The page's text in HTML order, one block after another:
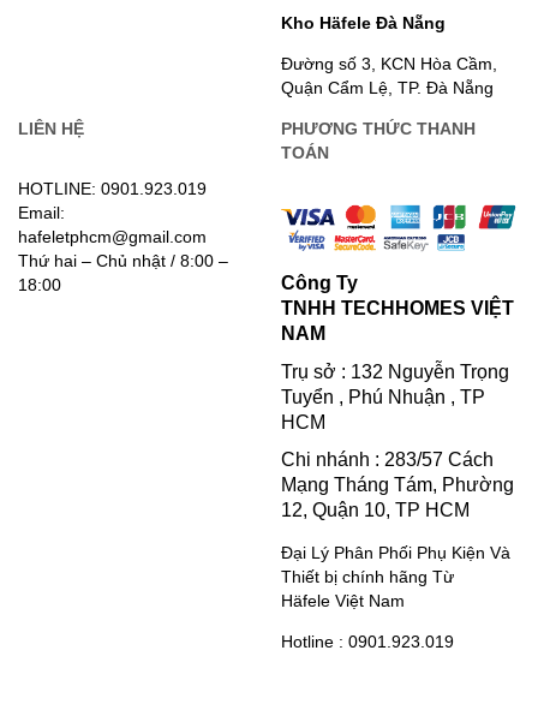
Kho Häfele Đà Nẵng
Đường số 3, KCN Hòa Cầm,
Quận Cẩm Lệ, TP. Đà Nẵng
LIÊN HỆ
HOTLINE: 0901.923.019
Email:
hafeletphcm@gmail.com
Thứ hai – Chủ nhật / 8:00 –
18:00
PHƯƠNG THỨC THANH
TOÁN
Công Ty
TNHH TECHHOMES VIỆT
NAM
Trụ sở : 132 Nguyễn Trọng
Tuyển , Phú Nhuận , TP
HCM
Chi nhánh : 283/57 Cách
Mạng Tháng Tám, Phường
12, Quận 10, TP HCM
Đại Lý Phân Phối Phụ Kiện Và
Thiết bị chính hãng Từ
Häfele Việt Nam
Hotline : 0901.923.019